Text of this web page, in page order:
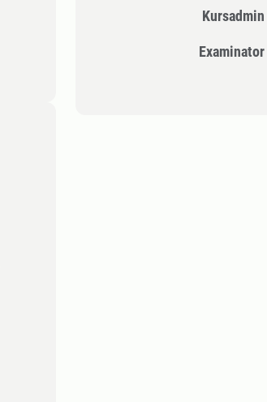
Kursadmin
Examinator